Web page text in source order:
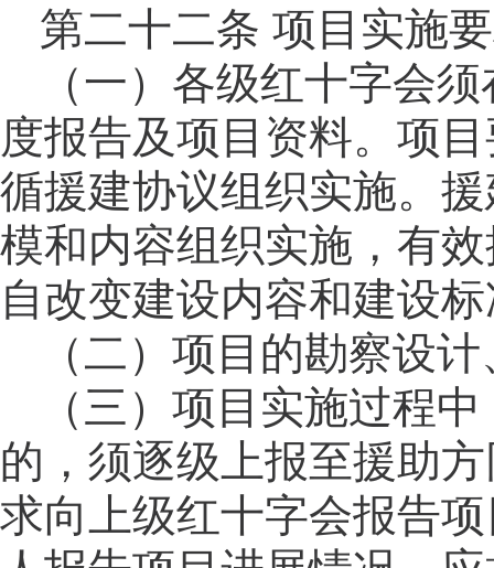
第二十二条 项目实施
（一）各级红十字会
度报告及项目资料。项
循援建协议组织实施。
模和内容组织实施，有
自改变建设内容和建设
（二）项目的勘察设
（三）项目实施过程中
的，须逐级上报至援助
求向上级红十字会报告